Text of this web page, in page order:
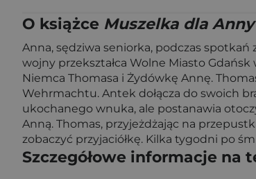
O książce Muszelka dla Anny
Anna, sędziwa seniorka, podczas
wojny przekształca Wolne Miasto
Niemca Thomasa i Żydówkę Annę.
Wehrmachtu. Antek dołącza do swoich
ukochanego wnuka, ale postanawia
Anną. Thomas, przyjeżdżając na
zobaczyć przyjaciółkę. Kilka tygodni po
Szczegółowe informacje na